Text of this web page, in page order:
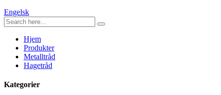
Engelsk
Hjem
Produkter
Metalltråd
Hagetråd
Kategorier